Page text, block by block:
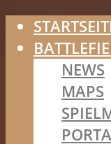
NEWS
MAPS